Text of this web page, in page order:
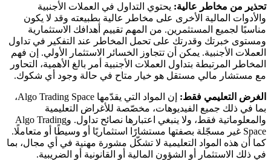
تحذير من مخاطر عالية: يحتوي التداول في العملات الأجنبية
والأدوات المالية الأخرى على مخاطر عالية بطبيعته وقد لا يكون
مناسبًا لجميع المستثمرين. من المهم تقييم أهدافك الاستثمارية
ومستوى خبرتك وقدرتك على تحمل المخاطر عند التفكير في تداول
العملات الأجنبية. يمكن أن تتجاوز الخسائر الاستثمار الأولي. إن فهم
المخاطر المرتبطة بتداول العملات الأجنبية أمر بالغ الأهمية، التحاور
مع مستشار مالي مستقل هو خيار متاح في حالة وجود أي شكوك.
الغرض التعليمي فقط:
إن المواد التي يقدّمها Algo Trading Space،
بما في ذلك جميع الفيديوهات، مخصّصة للأغراض التعليمية
والمعلوماتية فقط، ولا ينبغي اعتبارها نصائح تداول. وAlgo Trading
Space غير مسجّلة بصفتها مستشارًا استثماريًا أو وسيطًا أو متعاملًا.
كما أن هذه المواد التعليمية لا تشكّل مشورة مهنية في أي مجال، بما
في ذلك الاستثمار أو الشؤون المالية أو القانونية أو الضريبية.